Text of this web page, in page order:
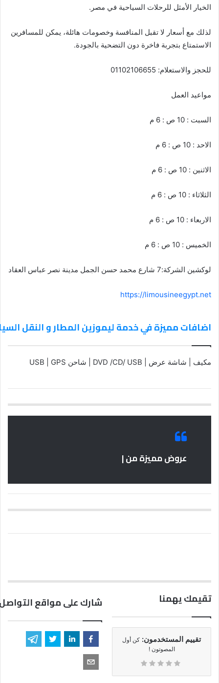
الخيار الأمثل للرحلات السياحية في مصر.
لذلك مع أسعار لا تقبل المنافسة وخصومات هائلة، يمكن للمسافرين
الاستمتاع بتجربة فاخرة دون التضحية بالجودة.
للحجز والاستعلام: 01102106655
مواعيد العمل
السبت : 10 ص : 6 م
الاحد : 10 ص : 6 م
الاثنين : 10 ص : 6 م
الثلاثاء : 10 ص : 6 م
الاربعاء : 10 ص : 6 م
الخميس : 10 ص : 6 م
لوكشين الشركة:7 شارع محمد حسن الجمل مدينة نصر عباس العقاد
https://limousineegypt.net
اضافات مميزة في خدمة ليموزين المطار و النقل
مكيف | شاشة عرض | DVD /CD/ USB | شاحن USB | GPS
عروض مميزة من |
تقيمك يهمنا
تقييم المستخدمون: كن أول
المصوتون !
شارك على مواقع